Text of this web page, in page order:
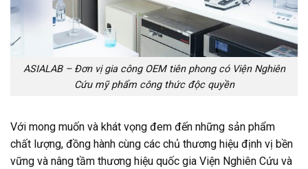
ASIALAB – Đơn vị gia công OEM tiên phong có Viện Nghiên
Cứu mỹ phẩm công thức độc quyền
Với mong muốn và khát vọng đem đến những sản phẩm
chất lượng, đồng hành cùng các chủ thương hiệu định vị bền
vững và nâng tầm thương hiệu quốc gia Viện Nghiên Cứu và